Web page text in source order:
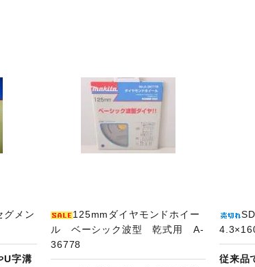
メン
U字溝
125mmダイヤモンドホイー
ル ベーシック波型 乾式用 A-
36778
従来品